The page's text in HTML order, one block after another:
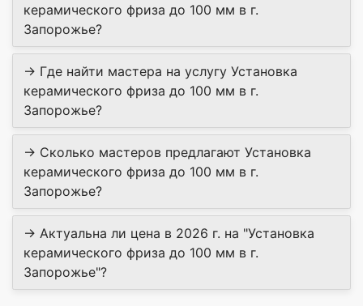
керамического фриза до 100 мм в г.
Запорожье?
→ Где найти мастера на услугу Установка
керамического фриза до 100 мм в г.
Запорожье?
→ Сколько мастеров предлагают Установка
керамического фриза до 100 мм в г.
Запорожье?
→ Актуальна ли цена в 2026 г. на "Установка
керамического фриза до 100 мм в г.
Запорожье"?